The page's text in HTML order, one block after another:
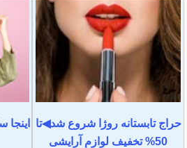
حراج تابستانه روژا شروع شد◀تا
50% تخفیف لوازم آرایشی